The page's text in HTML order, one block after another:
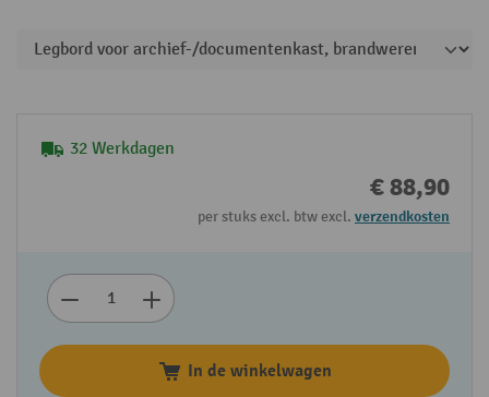
32 Werkdagen
€ 88,90
per stuks excl. btw excl. verzendkosten
In de winkelwagen